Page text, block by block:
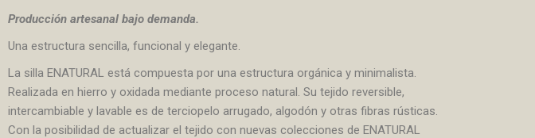
Producción artesanal bajo demanda.
Una estructura sencilla, funcional y elegante.
La silla ENATURAL está compuesta por una estructura orgánica y minimalista.
Realizada en hierro y oxidada mediante proceso natural. Su tejido reversible,
intercambiable y lavable es de terciopelo arrugado, algodón y otras fibras rústicas.
Con la posibilidad de actualizar el tejido con nuevas colecciones de ENATURAL